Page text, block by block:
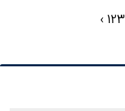
123
›